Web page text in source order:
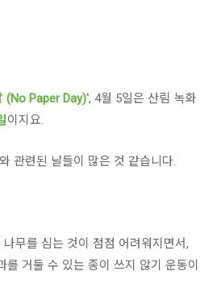
(No Paper Day)', 4월 5일은 산림 녹화
이지요.
관련된 날들이 많은 것 같습니다.
무를 심는 것이 점점 어려워지면서,
를 거둘 수 있는 종이 쓰지 않기 운동이